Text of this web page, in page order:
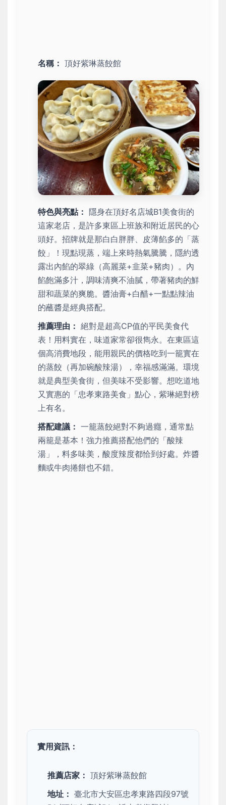
名稱： 頂好紫琳蒸餃館
特色與亮點： 隱身在頂好名店城B1美食街的
這家老店，是許多東區上班族和附近居民的心
頭好。招牌就是那白白胖胖、皮薄餡多的「蒸
餃」！現點現蒸，端上來時熱氣騰騰，隱約透
露出內餡的翠綠（高麗菜+韭菜+豬肉）。內
餡飽滿多汁，調味清爽不油膩，帶著豬肉的鮮
甜和蔬菜的爽脆。醬油膏+白醋+一點點辣油
的蘸醬是經典搭配。
推薦理由： 絕對是超高CP值的平民美食代
表！用料實在，味道家常卻很雋永。在東區這
個高消費地段，能用親民的價格吃到一籠實在
的蒸餃（再加碗酸辣湯），幸福感滿滿。環境
就是典型美食街，但美味不受影響。想吃道地
又實惠的「忠孝東路美食」點心，紫琳絕對榜
上有名。
搭配建議： 一籠蒸餃絕對不夠過癮，通常點
兩籠是基本！強力推薦搭配他們的「酸辣
湯」，料多味美，酸度辣度都恰到好處。炸醬
麵或牛肉捲餅也不錯。
實用資訊：
推薦店家： 頂好紫琳蒸餃館
地址： 臺北市大安區忠孝東路四段97號